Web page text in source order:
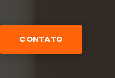
CONTATO